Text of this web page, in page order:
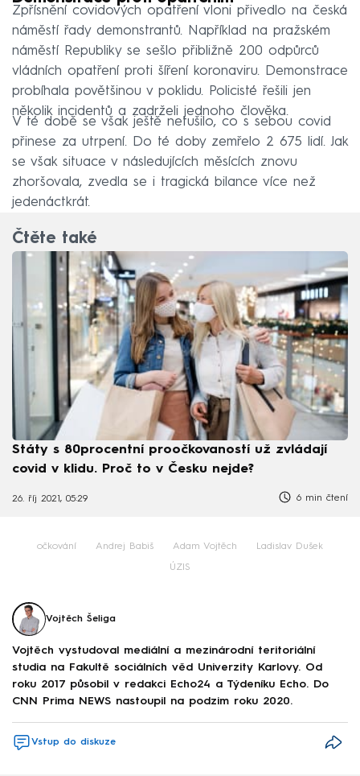
Zpřísnění covidových opatření vloni přivedlo na česká
náměstí řady demonstrantů. Například na pražském
náměstí Republiky se sešlo přibližně 200 odpůrců
vládních opatření proti šíření koronaviru. Demonstrace
probíhala povětšinou v poklidu. Policisté řešili jen
několik incidentů a zadrželi jednoho člověka.
V té době se však ještě netušilo, co s sebou covid
přinese za utrpení. Do té doby zemřelo 2 675 lidí. Jak
se však situace v následujících měsících znovu
zhoršovala, zvedla se i tragická bilance více než
jedenáctkrát.
Čtěte také
Státy s 80procentní proočkovaností už zvládají
covid v klidu. Proč to v Česku nejde?
26. říj 2021, 05:29 6 min čtení
očkování Andrej Babiš Adam Vojtěch Ladislav Dušek
ÚZIS
Vojtěch Šeliga
Vojtěch vystudoval mediální a mezinárodní teritoriální
studia na Fakultě sociálních věd Univerzity Karlovy. Od
roku 2017 působil v redakci Echo24 a Týdeníku Echo. Do
CNN Prima NEWS nastoupil na podzim roku 2020.
Vstup do diskuze